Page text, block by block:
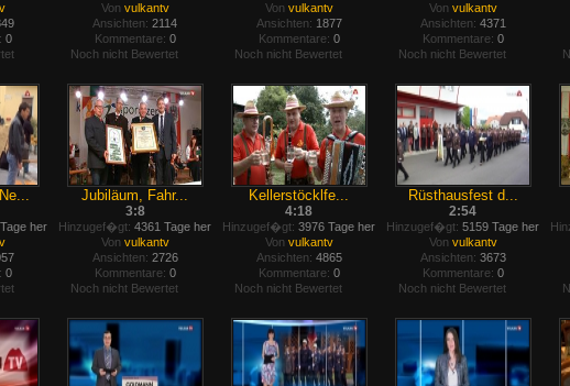
0
Von vulkantv
Ansichten: 2114
Kommentare: 0
Noch nicht Bewertet
Von vulkantv
Ansichten: 1877
Kommentare: 0
Noch nicht Bewertet
Von vulkantv
Ansichten: 4371
Kommentare: 0
Noch nicht Bewertet
her
0
Jubiläum, Fahr...
3:8
Hinzugef�gt: 4361 Tage her
Von vulkantv
Ansichten: 2726
Kommentare: 0
Noch nicht Bewertet
Kellerstöcklfe...
4:18
Hinzugef�gt: 3976 Tage her
Von vulkantv
Ansichten: 4865
Kommentare: 0
Noch nicht Bewertet
Rüsthausfest d...
2:54
Hinzugef�gt: 5159 Tage her
Von vulkantv
Ansichten: 3673
Kommentare: 0
Noch nicht Bewertet